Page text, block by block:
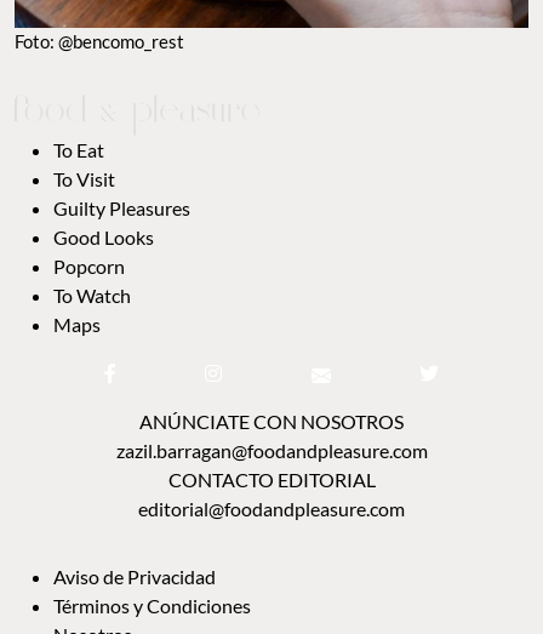
Foto: @bencomo_rest
To Eat
To Visit
Guilty Pleasures
Good Looks
Popcorn
To Watch
Maps
ANÚNCIATE CON NOSOTROS
zazil.barragan@foodandpleasure.com
CONTACTO EDITORIAL
editorial@foodandpleasure.com
Aviso de Privacidad
Términos y Condiciones